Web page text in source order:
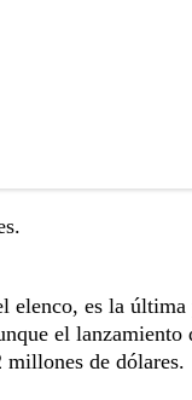
es la
el
de dólares.